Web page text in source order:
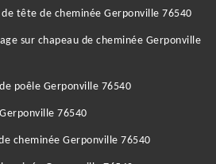
tête de cheminée Gerponville 76540
sur chapeau de cheminée Gerponville
poêle Gerponville 76540
76540
cheminée Gerponville 76540